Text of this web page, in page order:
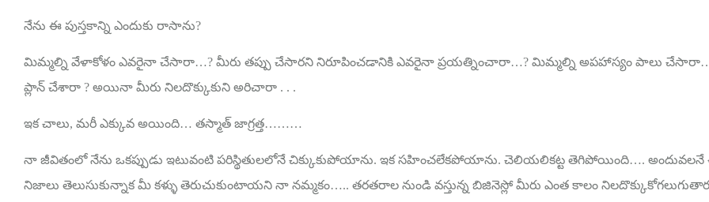
నేను ఈ పుస్తకాన్ని ఎందుకు రాసాను?
మిమ్మల్ని వేళాకోళం ఎవరైనా చేసారా…? మీరు తప్పు చేసారని నిరూపించడానికి ఎవరైనా ప్రయత్నించారా…? మిమ్మల్ని అపహాస్యం పాలు
ప్లాన్ చేశారా ? అయినా మీరు నిలదొక్కుకుని అరిచారా . . .
ఇక చాలు, మరీ ఎక్కువ అయింది… తస్మాత్ జాగ్రత్త………
నా జీవితంలో నేను ఒకప్పుడు ఇటువంటి పరిస్థితులలోనే చిక్కుకుపోయాను. ఇక సహించలేకపోయాను. చెలియలికట్ట తెగిపోయింది…. అందువలనే
నిజాలు తెలుసుకున్నాక మీ కళ్ళు తెరుచుకుంటాయని నా నమ్మకం….. తరతరాల నుండి వస్తున్న బిజినెస్లో మీరు ఎంత కాలం